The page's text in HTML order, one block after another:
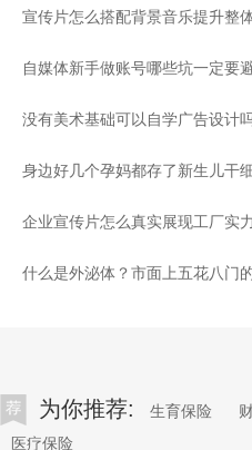
宣传片怎么搭配背景音乐提升整
自媒体新手做账号哪些坑一定要
没有美术基础可以自学广告设计
企业宣传片怎么真实展现工厂实
为你推荐: 生育保险
医疗保险